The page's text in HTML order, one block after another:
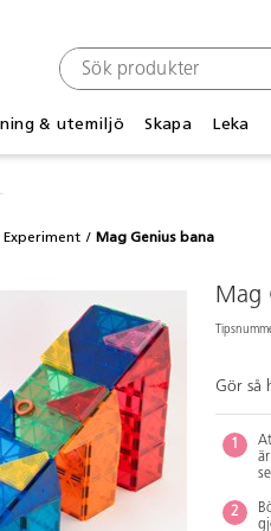
& utemiljö Skapa Leka
Experiment Mag Genius bana
Mag
Gör så